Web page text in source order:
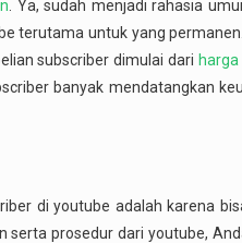
. Ya, sudah menjadi rahasia
terutama untuk yang
subscriber dimulai dari
banyak mendatangkan
di youtube adalah karena
prosedur dari youtube,